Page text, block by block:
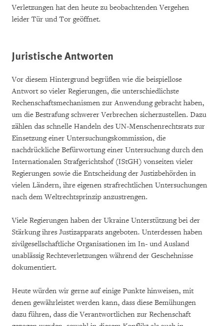
Verletzungen hat den heute zu beobachtenden Vergehen
leider Tür und Tor geöffnet.
Juristische Antworten
Vor diesem Hintergrund begrüßen wie die beispiellose
Antwort so vieler Regierungen, die unterschiedlichste
Rechenschaftsmechanismen zur Anwendung gebracht haben,
um die Bestrafung schwerer Verbrechen sicherzustellen. Dazu
zählen das schnelle Handeln des UN-Menschenrechtsrats zur
Einsetzung einer Untersuchungskommission, die
nachdrückliche Befürwortung einer Untersuchung durch den
Internationalen Strafgerichtshof (IStGH) vonseiten vieler
Regierungen sowie die Entscheidung der Justizbehörden in
vielen Ländern, ihre eigenen strafrechtlichen Untersuchungen
nach dem Weltrechtsprinzip anzustrengen.
Viele Regierungen haben der Ukraine Unterstützung bei der
Stärkung ihres Justizapparats angeboten. Unterdessen haben
zivilgesellschaftliche Organisationen im In- und Ausland
unablässig Rechteverletzungen während der Geschehnisse
dokumentiert.
Heute würden wir gerne auf einige Punkte hinweisen, mit
denen gewährleistet werden kann, dass diese Bemühungen
dazu führen, dass die Verantwortlichen zur Rechenschaft